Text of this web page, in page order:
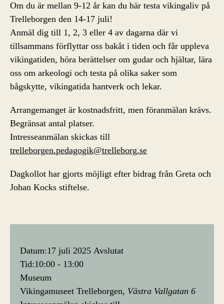
Om du är mellan 9-12 år kan du här testa vikingaliv på
Trelleborgen den 14-17 juli!
Anmäl dig till 1, 2, 3 eller 4 av dagarna där vi
tillsammans förflyttar oss bakåt i tiden och får uppleva
vikingatiden, höra berättelser om gudar och hjältar, lära
oss om arkeologi och testa på olika saker som
bågskytte, vikingatida hantverk och lekar.
Arrangemanget är kostnadsfritt, men föranmälan krävs.
Begränsat antal platser.
Intresseanmälan skickas till
trelleborgen.pedagogik@trelleborg.se
Dagkollot har gjorts möjligt efter bidrag från Greta och
Johan Kocks stiftelse.
Datum:17 juli 2025 Avslutat
Tid:10:00 - 13:00
Museum
Vikingamuseet Trelleborgen Västra Vallgatan 6